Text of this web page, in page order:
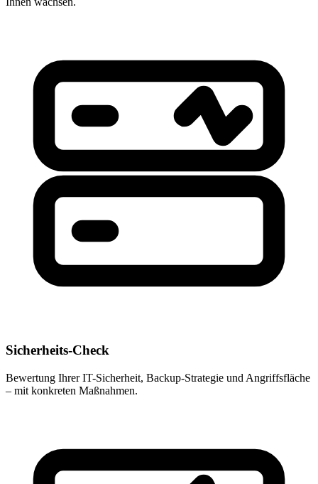
Sicherheits-Check
Bewertung Ihrer IT-Sicherheit, Backup-Strategie und Angriffsfläche
– mit konkreten Maßnahmen.